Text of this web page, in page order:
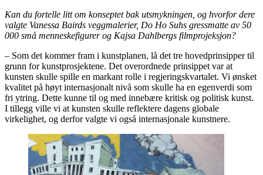
Kan du fortelle litt om konseptet bak utsmykningen, og hvorfor dere
valgte Vanessa Bairds veggmalerier, Do Ho Suhs gressmatte av 50
000 små menneskefigurer og Kajsa Dahlbergs filmprojeksjon?
– Som det kommer fram i kunstplanen, lå det tre hovedprinsipper til
grunn for kunstprosjektene. Det overordnede prinsippet var at
kunsten skulle spille en markant rolle i regjeringskvartalet. Vi ønsket
kvalitet på høyt internasjonalt nivå som skulle ha en egenverdi som
fri ytring. Dette kunne til og med innebære kritisk og politisk kunst.
I tillegg ville vi at kunsten skulle reflektere dagens globale
virkelighet, og derfor valgte vi også internasjonale kunstnere.